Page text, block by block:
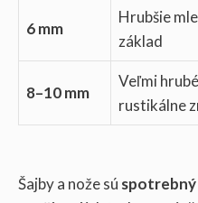
6 mm
Hrubšie
základ
8–10 mm
Veľmi
rustikálne
Šajby a nože sú